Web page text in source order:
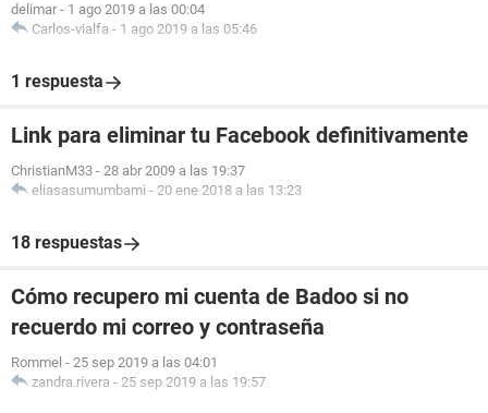
delimar - 1 ago 2019 a las 00:04
Carlos-vialfa - 1 ago 2019 a las 05:46
1 respuesta
Link para eliminar tu Facebook definitivamente
ChristianM33 - 28 abr 2009 a las 19:37
eliasasumumbami - 20 ene 2018 a las 13:23
18 respuestas
Cómo recupero mi cuenta de Badoo si no
recuerdo mi correo y contraseña
Rommel - 25 sep 2019 a las 04:01
zandra.rivera - 25 sep 2019 a las 19:57